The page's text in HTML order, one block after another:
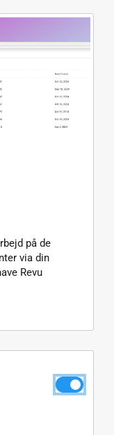
på de
via din
Revu